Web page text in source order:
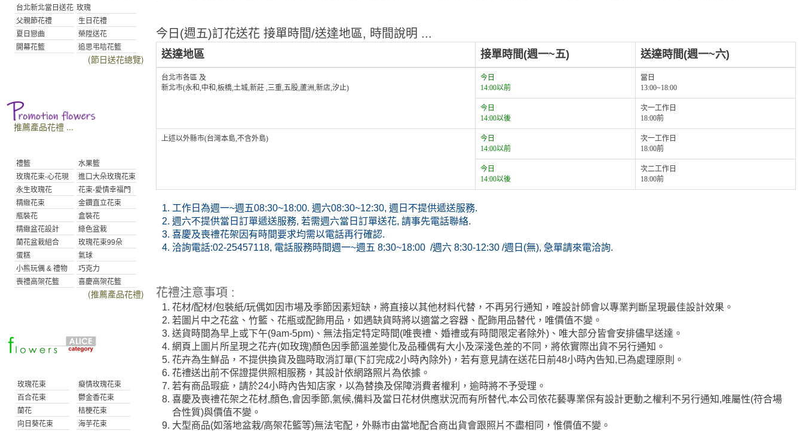
台北新北當日送花 玫瑰
父親節花禮
生日花禮
夏日戀曲
榮陞送花
開幕花籃
追思弔唁花籃
(節日送花總覽)
推薦產品花禮 ...
禮籃
水果籃
玫瑰花束-心花現
進口大朵玫瑰花束
永生玫瑰花
花束-愛情幸福門
精緻花束
金鑽直立花束
瓶裝花
盒裝花
精緻盆花設計
綠色盆栽
蘭花盆栽組合
玫瑰花束99朵
蛋糕
氣球
小熊玩偶 & 禮物
巧克力
喪禮高架花籃
喜慶高架花籃
(推薦產品花禮)
玫瑰花束
癡情玫瑰花束
百合花束
鬱金香花束
蘭花
桔梗花束
向日葵花束
海芋花束
今日(週五)訂花送花 接單時間/送達地區, 時間說明 ...
送達地區 接單時間(週一~五) 送達時間(週一~六)
台北市各區 及
新北市(永和,中和,板橋,土城,新莊 ,三重,五股,蘆洲,新店,汐止)
今日
14:00以前
當日
13:00~18:00
今日
14:00以後
次一工作日
18:00前
上述以外縣市(台灣本島,不含外島)
今日
14:00以前
次一工作日
18:00前
今日
14:00以後
次二工作日
18:00前
1. 工作日為週一~週五08:30~18:00. 週六08:30~12:30, 週日不提供遞送服務.
2.週六不提供當日訂單遞送服務, 若需週六當日訂單送花, 請事先電話聯絡.
3.喜慶及喪禮花架因有時間要求均需以電話再行確認.
4. 洽詢電話:02-25457118, 電話服務時間週一~週五 8:30~18:00 /週六 8:30-12:30 /週日(無), 急單請來電洽詢.
花禮注意事項 :
1.花材/配材/包裝紙/玩偶如因市場及季節因素短缺，將直接以其他材料代替，不再另行通知，唯設計師會以專業判斷呈現最佳設計效果。
2.若圖片中之花盆、竹籃、花瓶或配飾用品，如遇缺貨時將以適當之容器、配飾用品替代，唯價值不變。
3.送貨時間為早上或下午(9am-5pm)、無法指定特定時間(唯喪禮、婚禮或有時間限定者除外)、唯大部分皆會安排儘早送達。
4.網頁上圖片所呈現之花卉(如玫瑰)顏色因季節溫差變化及品種偶有大小及深淺色差的不同，將依實際出貨不另行通知。
5.花卉為生鮮品，不提供換貨及臨時取消訂單(下訂完成2小時內除外)，若有意見請在送花日前48小時內告知,已為處理原則。
6.花禮送出前不保證提供照相服務，其設計依網路照片為依據。
7.若有商品瑕疵，請於24小時內告知店家，以為替換及保障消費者權利，逾時將不予受理。
8.喜慶及喪禮花架之花材,顏色,會因季節,氣候,備料及當日花材供應狀況而有所替代,本公司依花藝專業保有設計更動之權利不另行通知,唯屬性(符合場
合性質)與價值不變。
9. 大型商品(如落地盆栽/高架花籃等)無法宅配，外縣市由當地配合商出貨會跟照片不盡相同，惟價值不變。